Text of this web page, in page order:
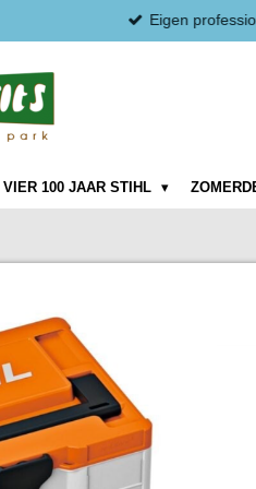
Eigen
VIER 100 JAAR STIHL